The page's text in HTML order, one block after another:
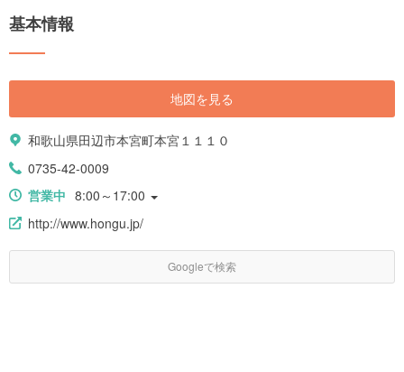
基本情報
地図を見る
和歌山県田辺市本宮町本宮１１１０
0735-42-0009
営業中 8:00～17:00
http://www.hongu.jp/
Googleで検索